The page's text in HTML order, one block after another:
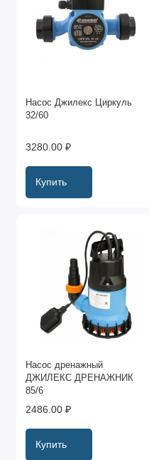
Насос Джилекс Циркуль
32/60
3280.00 ₽
Купить
Насос дренажный
ДЖИЛЕКС ДРЕНАЖНИК
85/6
2486.00 ₽
Купить